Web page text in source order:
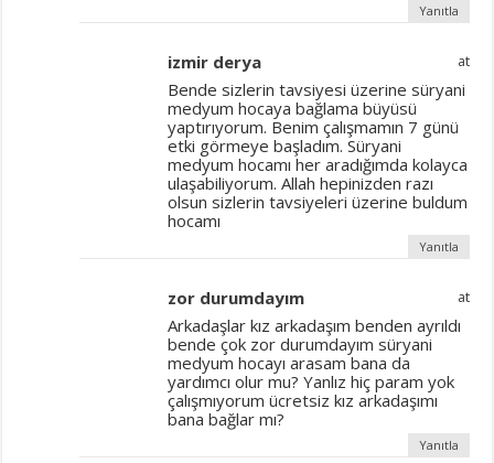
Yanıtla
izmir derya at
Bende sizlerin tavsiyesi üzerine süryani
medyum hocaya bağlama büyüsü
yaptırıyorum. Benim çalışmamın 7 günü
etki görmeye başladım. Süryani
medyum hocamı her aradığımda kolayca
ulaşabiliyorum. Allah hepinizden razı
olsun sizlerin tavsiyeleri üzerine buldum
hocamı
Yanıtla
zor durumdayım at
Arkadaşlar kız arkadaşım benden ayrıldı
bende çok zor durumdayım süryani
medyum hocayı arasam bana da
yardımcı olur mu? Yanlız hiç param yok
çalışmıyorum ücretsiz kız arkadaşımı
bana bağlar mı?
Yanıtla